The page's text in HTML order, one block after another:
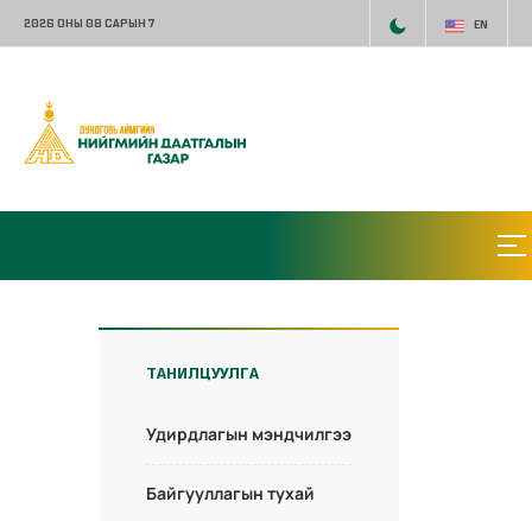
2026 ОНЫ 08 САРЫН 7 EN
ТАНИЛЦУУЛГА
Удирдлагын мэндчилгээ
Байгууллагын тухай